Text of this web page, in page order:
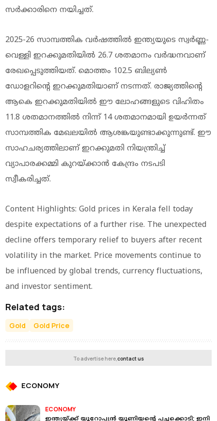
സർക്കാരിനെ നയിച്ചത്.
2025-26 സാമ്പത്തിക വർഷത്തിൽ ഇന്ത്യയുടെ സ്വർണ്ണ-
വെള്ളി ഇറക്കുമതിയിൽ 26.7 ശതമാനം വർദ്ധനവാണ്
രേഖപ്പെടുത്തിയത്. മൊത്തം 102.5 ബില്യൺ
ഡോളറിന്റെ ഇറക്കുമതിയാണ് നടന്നത്. രാജ്യത്തിന്റെ
ആകെ ഇറക്കുമതിയിൽ ഈ ലോഹങ്ങളുടെ വിഹിതം
11.8 ശതമാനത്തിൽ നിന്ന് 14 ശതമാനമായി ഉയർന്നത്
സാമ്പത്തിക മേഖലയിൽ ആശങ്കയുണ്ടാക്കുന്നുണ്ട്. ഈ
സാഹചര്യത്തിലാണ് ഇറക്കുമതി നിയന്ത്രിച്ച്
വ്യാപാരക്കമ്മി കുറയ്ക്കാൻ കേന്ദ്രം നടപടി
സ്വീകരിച്ചത്.
Content Highlights: Gold prices in Kerala fell today
despite expectations of a further rise. The unexpected
decline offers temporary relief to buyers after recent
volatility in the market. Price movements continue to
be influenced by global trends, currency fluctuations,
and investor sentiment.
Related tags:
Gold Gold Price
To advertise here,contact us
ECONOMY
ECONOMY
ഇന്ത്യയ്ക്ക് യൂറോപ്യന്‍ യൂണിയന്റെ പച്ചക്കൊടി; ഇനി